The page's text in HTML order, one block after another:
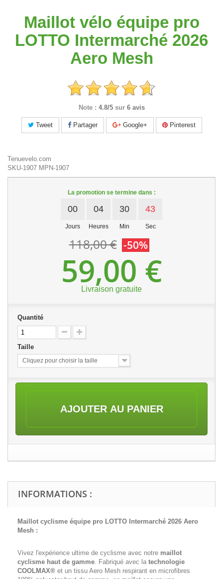
Maillot vélo équipe pro
LOTTO Intermarché 2026
Aero Mesh
Note : 4.8/5 sur 6 avis
Tweet Partager Google+ Pinterest
Tenuevelo.com
SKU-1907 MPN-1907
La promotion se termine dans :
00
Jours
04
Heures
30
Min
43
Sec
118,00 € -50%
59,00 €
Livraison gratuite
Quantité
Taille
Cliquez pour choisir la taille
AJOUTER AU PANIER
INFORMATIONS :
Maillot cyclisme équipe pro LOTTO Intermarché 2026 Aero
Mesh :
Vivez l'expérience ultime de cyclisme avec notre maillot
cyclisme haut de gamme. Fabriqué avec la technologie
COOLMAX® et un tissu Aero Mesh respirant en microfibres